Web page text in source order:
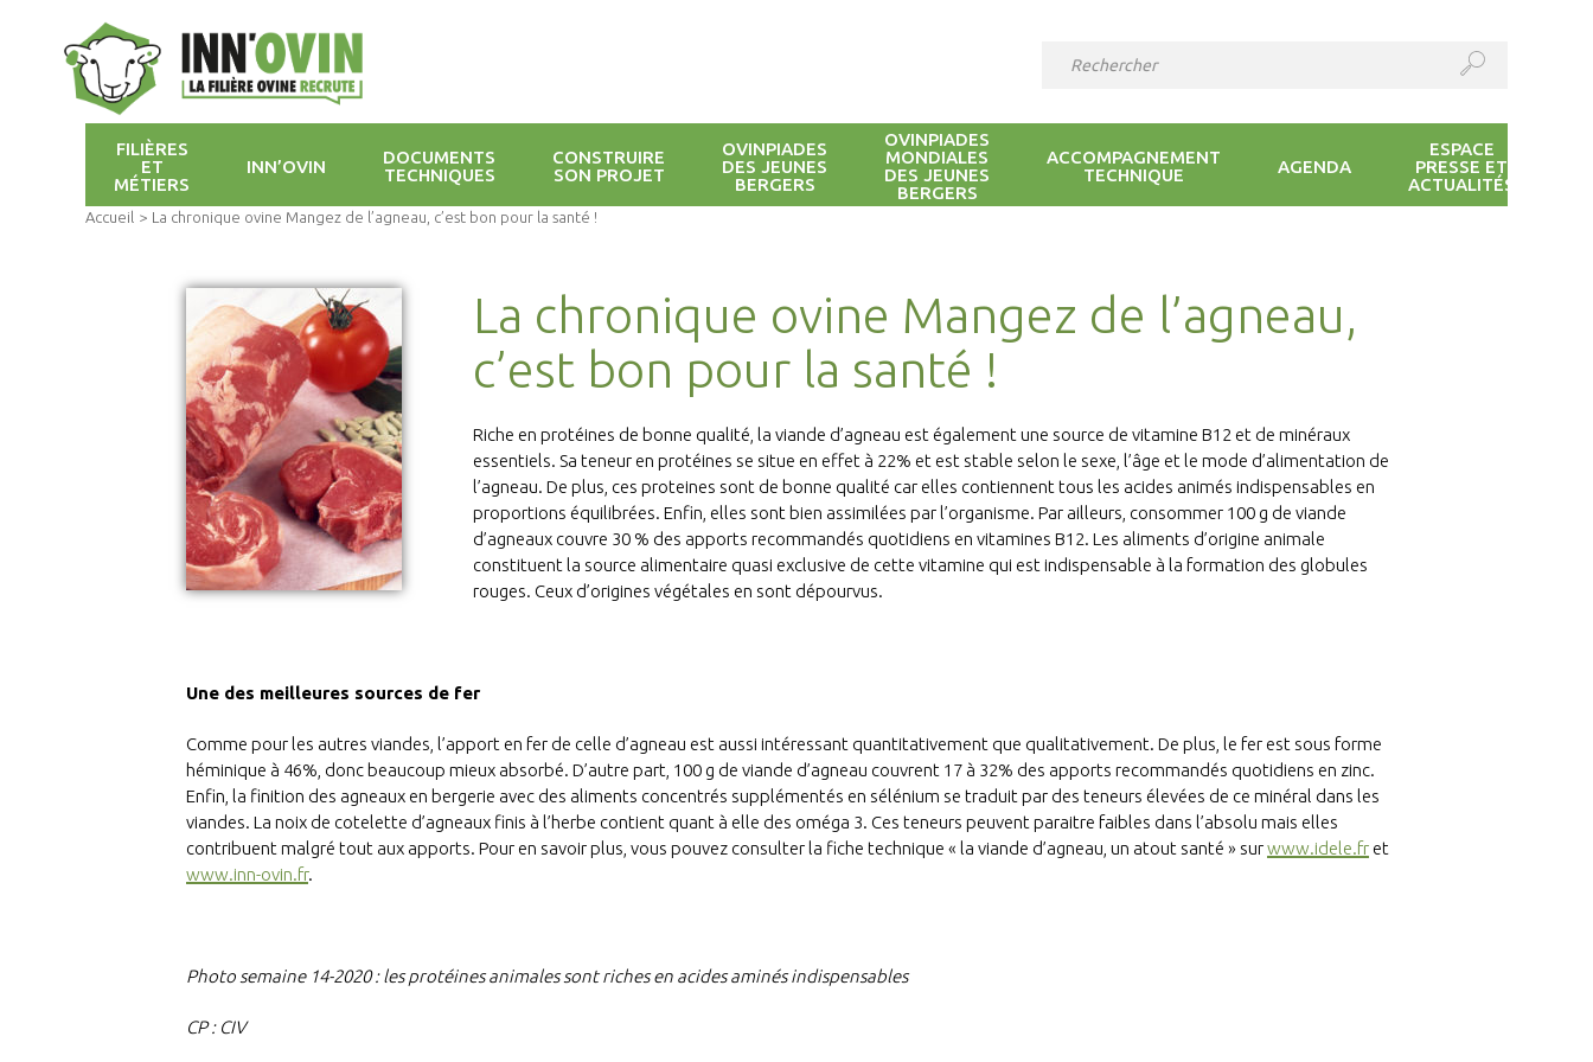
FILIÈRES
ET
MÉTIERS
INN’OVIN
DOCUMENTS
TECHNIQUES
CONSTRUIRE
SON PROJET
OVINPIADES
DES JEUNES
BERGERS
OVINPIADES
MONDIALES
DES JEUNES
BERGERS
ACCOMPAGNEMENT
TECHNIQUE
AGENDA
ESPACE
PRESSE ET
ACTUALITÉS
Accueil > La chronique ovine Mangez de l’agneau, c’est bon pour la santé !
La chronique ovine Mangez de l’agneau,
c’est bon pour la santé !
Riche en protéines de bonne qualité, la viande d’agneau est également une source de vitamine B12 et de minéraux
essentiels. Sa teneur en protéines se situe en effet à 22% et est stable selon le sexe, l’âge et le mode d’alimentation de
l’agneau. De plus, ces proteines sont de bonne qualité car elles contiennent tous les acides animés indispensables en
proportions équilibrées. Enfin, elles sont bien assimilées par l’organisme. Par ailleurs, consommer 100 g de viande
d’agneaux couvre 30 % des apports recommandés quotidiens en vitamines B12. Les aliments d’origine animale
constituent la source alimentaire quasi exclusive de cette vitamine qui est indispensable à la formation des globules
rouges. Ceux d’origines végétales en sont dépourvus.
Une des meilleures sources de fer
Comme pour les autres viandes, l’apport en fer de celle d’agneau est aussi intéressant quantitativement que qualitativement. De plus, le fer est sous forme
héminique à 46%, donc beaucoup mieux absorbé. D’autre part, 100 g de viande d’agneau couvrent 17 à 32% des apports recommandés quotidiens en zinc.
Enfin, la finition des agneaux en bergerie avec des aliments concentrés supplémentés en sélénium se traduit par des teneurs élevées de ce minéral dans les
viandes. La noix de cotelette d’agneaux finis à l’herbe contient quant à elle des oméga 3. Ces teneurs peuvent paraitre faibles dans l’absolu mais elles
contribuent malgré tout aux apports. Pour en savoir plus, vous pouvez consulter la fiche technique « la viande d’agneau, un atout santé » surwww.idele.fr et
www.inn-ovin.fr.
Photo semaine 14-2020 :les protéines animales sont riches en acides aminés indispensables
CP : CIV